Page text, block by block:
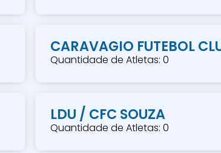
CARAVAGIO FUTEBOL
Quantidade de Atletas: 0
LDU / CFC SOUZA
Quantidade de Atletas: 0